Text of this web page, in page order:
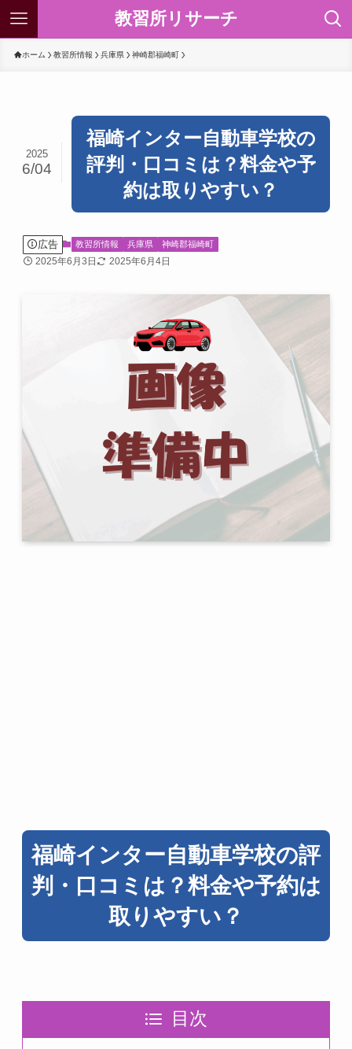
教習所リサーチ
ホーム 教習所情報 兵庫県 神崎郡福崎町
福崎インター自動車学校の
評判・口コミは？料金や予
約は取りやすい？
2025
6/04
広告 教習所情報 兵庫県 神崎郡福崎町
2025年6月3日 2025年6月4日
福崎インター自動車学校の評
判・口コミは？料金や予約は
取りやすい？
目次